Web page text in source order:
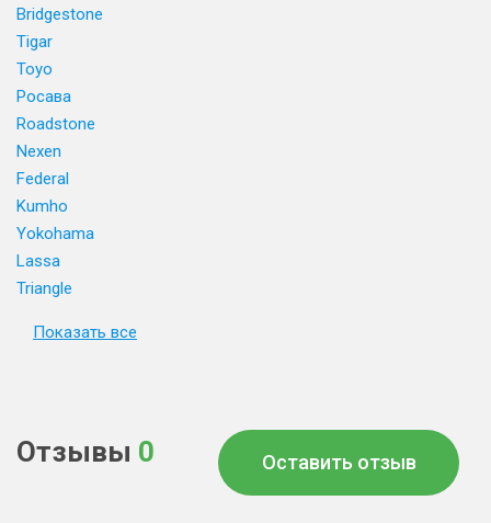
Bridgestone
Tigar
Toyo
Росава
Roadstone
Nexen
Federal
Kumho
Yokohama
Lassa
Triangle
Показать все
Отзывы 0 Оставить отзыв